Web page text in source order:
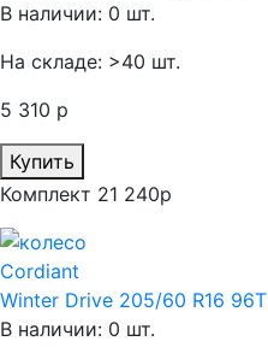
В наличии: 0 шт.
На складе: >40 шт.
5 310 р
Купить
Комплект 21 240р
Cordiant
Winter Drive 205/60 R16 96T
В наличии: 0 шт.